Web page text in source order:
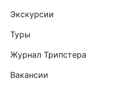
Экскурсии
Туры
Журнал Трипстера
Вакансии